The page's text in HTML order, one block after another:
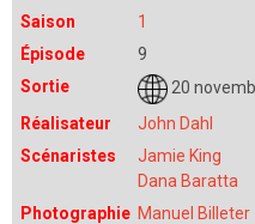
Saison
1
Épisode
9
Sortie
20
Réalisateur
John Dahl
Scénaristes
Jamie King
Dana Baratta
Photographie Manuel Billeter